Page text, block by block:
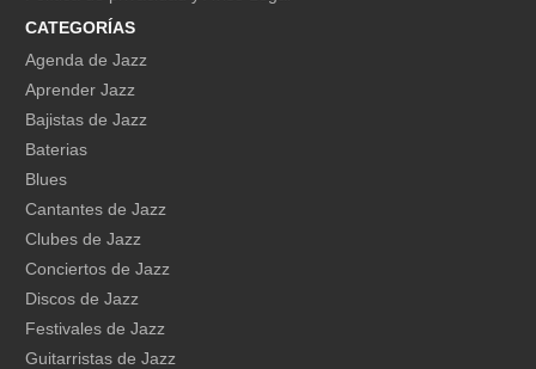
CATEGORÍAS
Agenda de Jazz
Aprender Jazz
Bajistas de Jazz
Baterias
Blues
Cantantes de Jazz
Clubes de Jazz
Conciertos de Jazz
Discos de Jazz
Festivales de Jazz
Guitarristas de Jazz